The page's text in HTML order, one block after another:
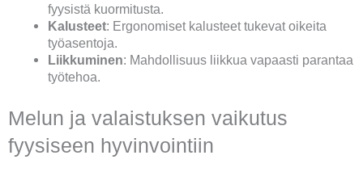
fyysistä kuormitusta.
Kalusteet: Ergonomiset kalusteet tukevat oikeita
työasentoja.
Liikkuminen: Mahdollisuus liikkua vapaasti parantaa
työtehoa.
Melun ja valaistuksen vaikutus
fyysiseen hyvinvointiin